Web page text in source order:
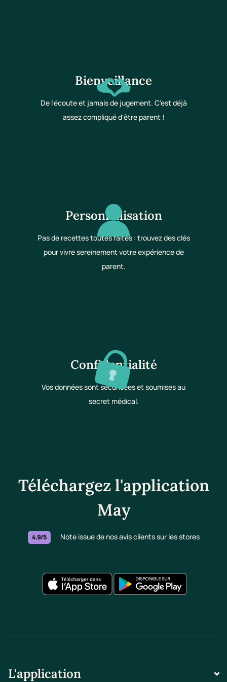
Bienveillance
De l'écoute et jamais de jugement. C'est déjà
assez compliqué d'être parent !
Personnalisation
Pas de recettes toutes faites : trouvez des clés
pour vivre sereinement votre expérience de
parent.
Confidentialité
Vos données sont sécurisées et soumises au
secret médical.
Téléchargez l'application
May
4.9/5 Note issue de nos avis clients sur les stores
L'application